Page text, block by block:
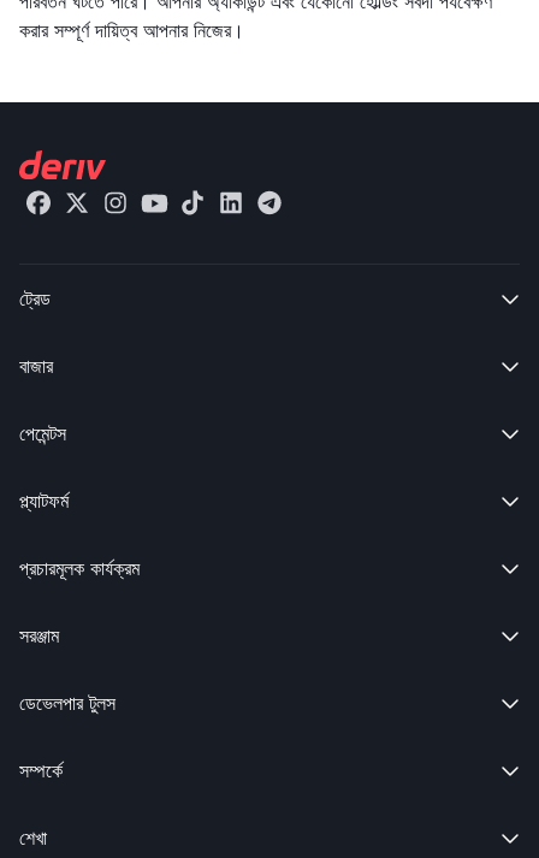
করার সম্পূর্ণ দায়িত্ব আপনার নিজের।
ট্রেড 
বাজার 
পেমেন্টস 
প্ল্যাটফর্ম 
প্রচারমূলক কার্যক্রম 
সরঞ্জাম 
ডেভেলপার টুলস 
সম্পর্কে 
শেখা 